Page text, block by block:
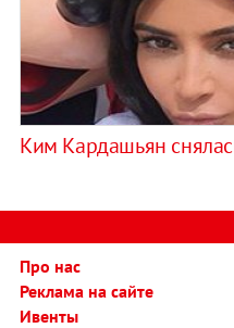
Ким Кардашьян
Про нас
Реклама на сайте
Ивенты